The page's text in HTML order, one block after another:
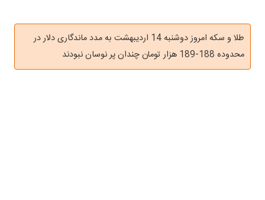
طلا و سکه امروز دوشنبه 14 اردیبهشت به مدد ماندگاری دلار در
محدوده 188-189 هزار تومان چندان پر نوسان نبودند